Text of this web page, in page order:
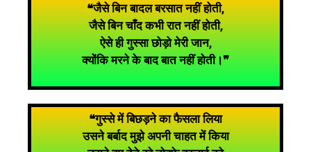
❝जैसे बिन बादल बरसात नहीं होती,
जैसे बिन चाँद कभी रात नहीं होती,
ऐसे ही गुस्सा छोड़ो मेरी जान,
क्योंकि मरने के बाद बात नहीं होती।❞
❝गुस्से में बिछड़ने का फैसला लिया
उसने बर्बाद मुझे अपनी चाहत में किया